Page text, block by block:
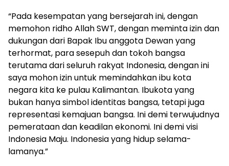
“Pada kesempatan yang bersejarah ini, dengan
memohon ridho Allah SWT, dengan meminta izin dan
dukungan dari Bapak Ibu anggota Dewan yang
terhormat, para sesepuh dan tokoh bangsa
terutama dari seluruh rakyat Indonesia, dengan ini
saya mohon izin untuk memindahkan ibu kota
negara kita ke pulau Kalimantan. Ibukota yang
bukan hanya simbol identitas bangsa, tetapi juga
representasi kemajuan bangsa. Ini demi terwujudnya
pemerataan dan keadilan ekonomi. Ini demi visi
Indonesia Maju. Indonesia yang hidup selama-
lamanya.”